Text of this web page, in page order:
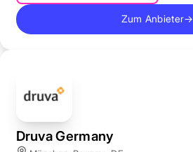
Zum Anbieter→
Druva Germany